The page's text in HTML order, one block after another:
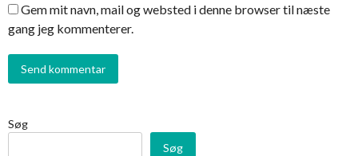
Gem mit navn, mail og websted i denne browser til næste
gang jeg kommenterer.
Søg
Søg